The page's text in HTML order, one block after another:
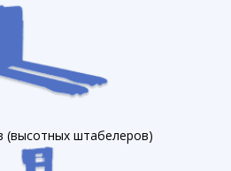
(высотных штабелеров)